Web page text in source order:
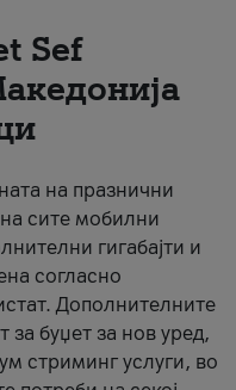
Sеf
на празнични
сите мобилни
гигабајти и
согласно
Дополнителните
за буџет за нов уред,
стриминг услуги, во